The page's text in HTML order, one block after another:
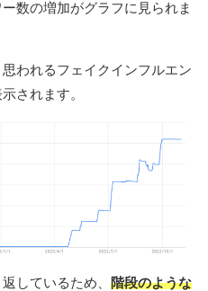
数の増加がグラフに見られま
われるフェイクインフルエン
されます。
しているため、 階段のような